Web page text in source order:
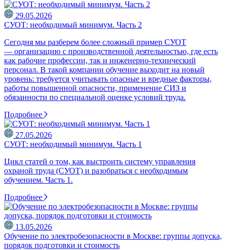
29.05.2026
СУОТ: необходимый минимум. Часть 2
Сегодня мы разберем более сложный пример СУОТ
— организацию с производственной деятельностью, где есть
как рабочие профессии, так и инженерно-технический
персонал. В такой компании обучение выходит на новый
уровень: требуется учитывать опасные и вредные факторы,
работы повышенной опасности, применение СИЗ и
обязанности по специальной оценке условий труда.
Подробнее
27.05.2026
СУОТ: необходимый минимум. Часть 1
Цикл статей о том, как выстроить систему управления
охраной труда (СУОТ) и разобраться с необходимым
обучением. Часть 1.
Подробнее
13.05.2026
Обучение по электробезопасности в Москве: группы допуска,
порядок подготовки и стоимость